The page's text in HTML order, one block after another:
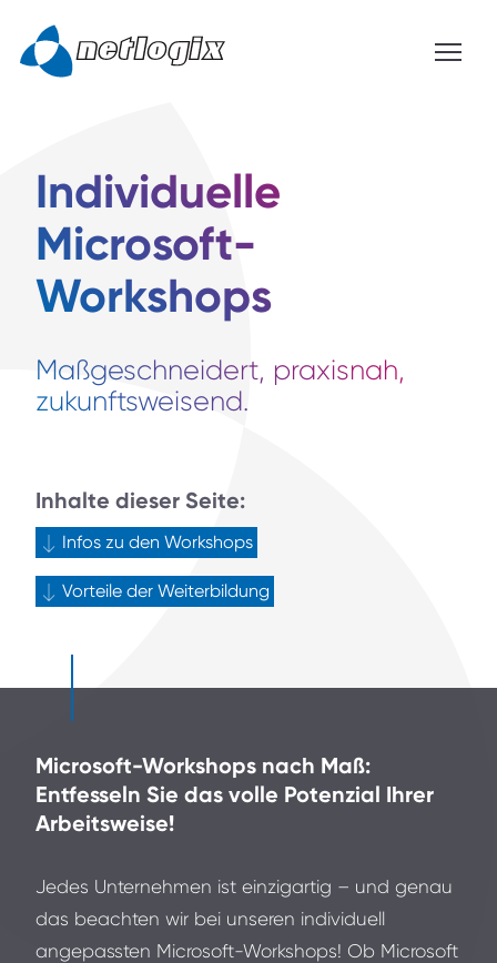
Individuelle
Microsoft-
Workshops
Maßgeschneidert, praxisnah,
zukunftsweisend.
Inhalte dieser Seite:
Infos zu den Workshops
Vorteile der Weiterbildung
Microsoft-Workshops nach Maß:
Entfesseln Sie das volle Potenzial Ihrer
Arbeitsweise!
Jedes Unternehmen ist einzigartig – und genau
das beachten wir bei unseren individuell
angepassten Microsoft-Workshops! Ob Microsoft